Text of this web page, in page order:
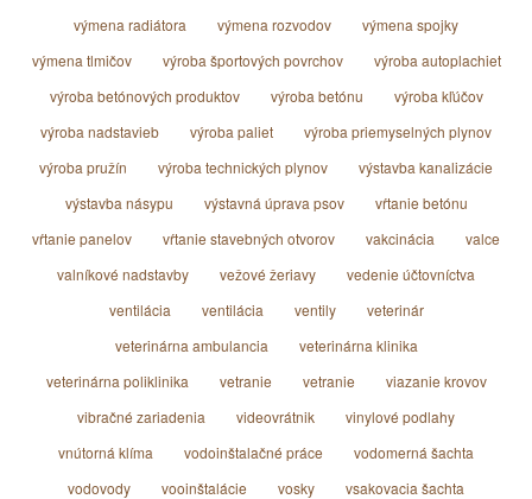
výmena radiátora
výmena rozvodov
výmena spojky
výmena tlmičov
výroba športových povrchov
výroba autoplachiet
výroba betónových produktov
výroba betónu
výroba kľúčov
výroba nadstavieb
výroba paliet
výroba priemyselných plynov
výroba pružín
výroba technických plynov
výstavba kanalizácie
výstavba násypu
výstavná úprava psov
vŕtanie betónu
vŕtanie panelov
vŕtanie stavebných otvorov vakcinácia
valce
valníkové nadstavby
vežové žeriavy
vedenie účtovníctva
ventilácia
ventilácia ventily
veterinár
veterinárna ambulancia
veterinárna klinika
veterinárna poliklinika
vetranie vetranie
viazanie krovov
vibračné zariadenia
videovrátnik
vinylové podlahy
vnútorná klíma
vodoinštalačné práce
vodomerná šachta
vodovody
vooinštalácie vosky
vsakovacia šachta